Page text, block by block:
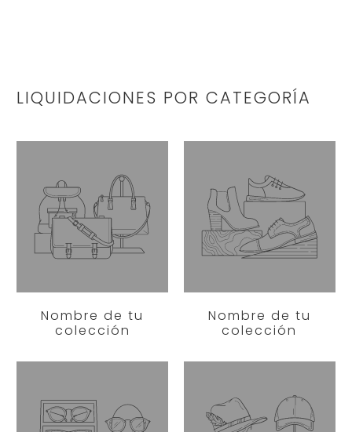
LIQUIDACIONES POR CATEGORÍA
Nombre de tu
colección
Nombre de tu
colección